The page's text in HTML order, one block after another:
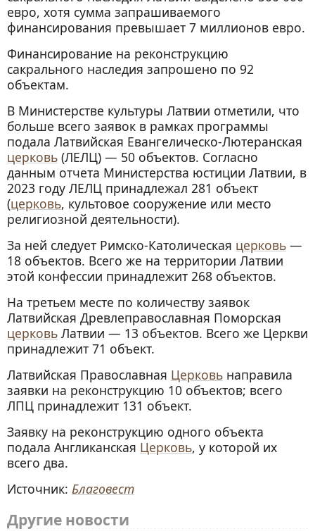
евро, хотя сумма запрашиваемого
финансирования превышает 7 миллионов евро.
Финансирование на реконструкцию
сакрального наследия запрошено по 92
объектам.
В Министерстве культуры Латвии отметили, что
больше всего заявок в рамках программы
подала Латвийская Евангелическо-Лютеранская
церковь (ЛЕЛЦ) — 50 объектов. Согласно
данным отчета Министерства юстиции Латвии, в
2023 году ЛЕЛЦ принадлежал 281 объект
(церковь, культовое сооружение или место
религиозной деятельности).
За ней следует Римско-Католическая церковь —
18 объектов. Всего же на территории Латвии
этой конфессии принадлежит 268 объектов.
На третьем месте по количеству заявок
Латвийская Древлеправославная Поморская
церковь Латвии — 13 объектов. Всего же Церкви
принадлежит 71 объект.
Латвийская Православная Церковь направила
заявки на реконструкцию 10 объектов; всего
ЛПЦ принадлежит 131 объект.
Заявку на реконструкцию одного объекта
подала Англиканская Церковь, у которой их
всего два.
Источник: Благовест
Другие новости